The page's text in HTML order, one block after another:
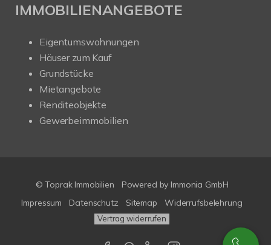
IMMOBILIENANGEBOTE
Eigentumswohnungen
Häuser zum Kauf
Grundstücke
Mietangebote
Renditeobjekte
Gewerbeimmobilien
© Toprak Immobilien
Powered by Immonia GmbH
Impressum
Datenschutz Sitemap Widerrufsbelehrung
Vertrag widerrufen